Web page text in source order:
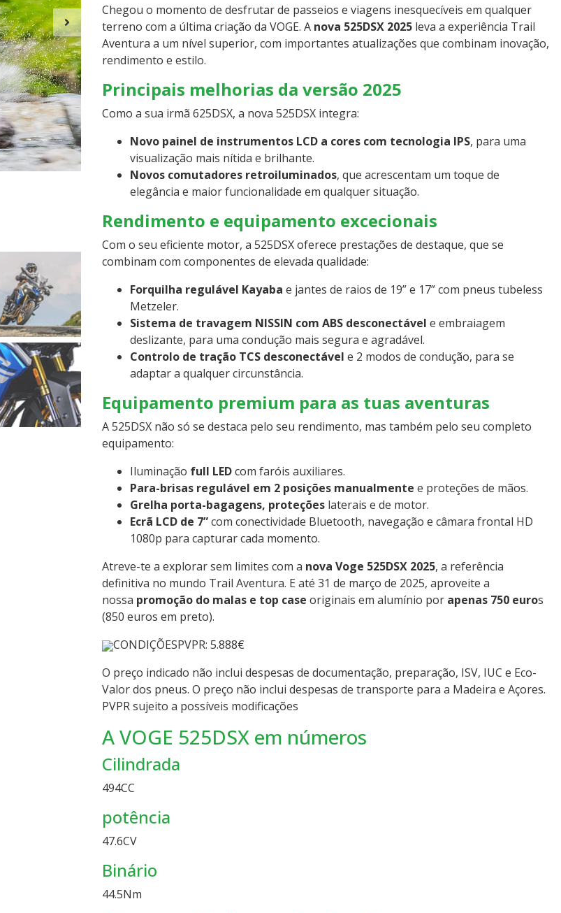
Chegou o momento de desfrutar de passeios e viagens inesquecíveis em qualquer
terreno com a última criação da VOGE. A nova 525DSX 2025 leva a experiência Trail
Aventura a um nível superior, com importantes atualizações que combinam inovação,
rendimento e estilo.
Principais melhorias da versão 2025
Como a sua irmã 625DSX, a nova 525DSX integra:
Novo painel de instrumentos LCD a cores com tecnologia IPS, para uma
visualização mais nítida e brilhante.
Novos comutadores retroiluminados, que acrescentam um toque de
elegância e maior funcionalidade em qualquer situação.
Rendimento e equipamento excecionais
Com o seu eficiente motor, a 525DSX oferece prestações de destaque, que se
combinam com componentes de elevada qualidade:
Forquilha regulável Kayaba e jantes de raios de 19” e 17” com pneus tubeless
Metzeler.
Sistema de travagem NISSIN com ABS desconectável e embraiagem
deslizante, para uma condução mais segura e agradável.
Controlo de tração TCS desconectável e 2 modos de condução, para se
adaptar a qualquer circunstância.
Equipamento premium para as tuas aventuras
A 525DSX não só se destaca pelo seu rendimento, mas também pelo seu completo
equipamento:
Iluminação full LEDcom faróis auxiliares.
Para-brisas regulável em 2 posições manualmente e proteções de mãos.
Grelha porta-bagagens, proteções laterais e de motor.
Ecrã LCD de 7”com conectividade Bluetooth, navegação e câmara frontal HD
1080p para capturar cada momento.
Atreve-te a explorar sem limites com a nova Voge 525DSX 2025, a referência
definitiva no mundo Trail Aventura. E até 31 de março de 2025, aproveite a
nossa promoção do malas e top case originais em alumínio por apenas 750 euros
(850 euros em preto).
CONDIÇÕESPVPR: 5.888€
O preço indicado não inclui despesas de documentação, preparação, ISV, IUC e Eco-
Valor dos pneus. O preço não inclui despesas de transporte para a Madeira e Açores.
PVPR sujeito a possíveis modificações
A VOGE 525DSX em números
Cilindrada
494CC
potência
47.6CV
Binário
44.5Nm